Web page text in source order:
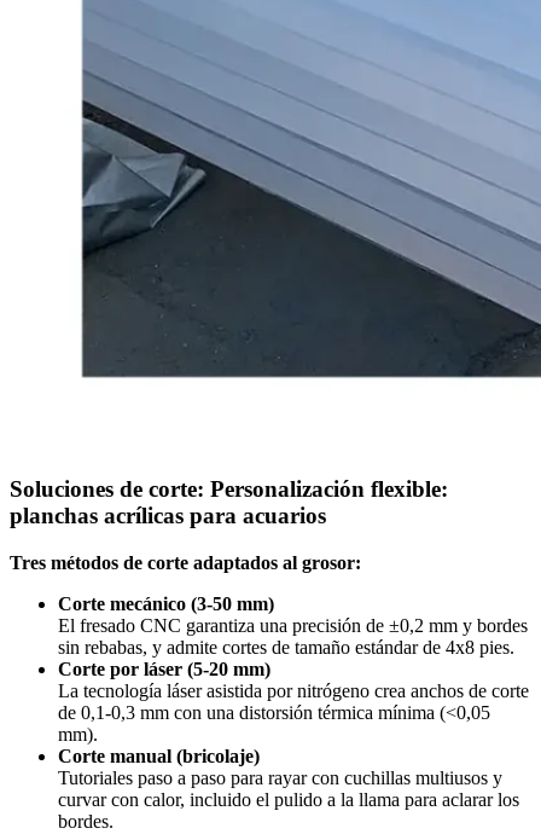
Soluciones de corte: Personalización flexible:
planchas acrílicas para acuarios
Tres métodos de corte adaptados al grosor:
Corte mecánico (3-50 mm)
El fresado CNC garantiza una precisión de ±0,2 mm y bordes
sin rebabas, y admite cortes de tamaño estándar de 4x8 pies.
Corte por láser (5-20 mm)
La tecnología láser asistida por nitrógeno crea anchos de corte
de 0,1-0,3 mm con una distorsión térmica mínima (<0,05
mm).
Corte manual (bricolaje)
Tutoriales paso a paso para rayar con cuchillas multiusos y
curvar con calor, incluido el pulido a la llama para aclarar los
bordes.